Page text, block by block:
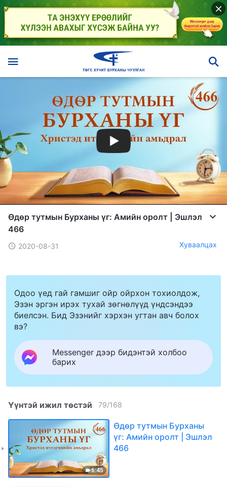
Өдөр тутмын Бурханы үг: Амийн оролт | Эшлэл
466
2020-08-31 Хуваалцах
Одоо үед гай гамшиг ойр ойрхон тохиолдож,
Эзэн эргэн ирэх тухай зөгнөлүүд үндсэндээ
биелсэн. Бид Эзэнийг хэрхэн угтан авч болох
вэ?
Messenger дээр бидэнтэй холбоо
барих
Үүнтэй ижил төстэй 79/168
6:45
Өдөр тутмын Бурханы
үг: Амийн оролт | Эшлэл
466